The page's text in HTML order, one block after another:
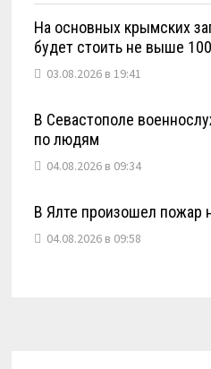
На основных крымских
будет стоить не выше
03.08.2026 в 19:41
В Севастополе
по людям
04.08.2026 в 09:34
В Ялте произошел пожар
04.08.2026 в 09:58